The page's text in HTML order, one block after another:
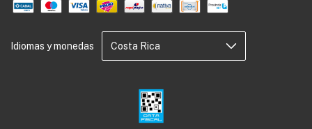
Idiomas y monedas